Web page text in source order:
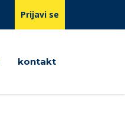
Prijavi se
kontakt